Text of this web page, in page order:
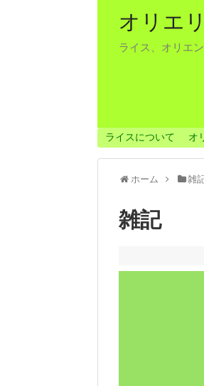
オリエ
ライス、オリエ
ライスについて オ
ホーム 雑
雑記